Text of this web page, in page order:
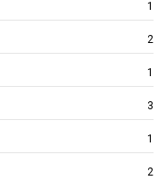
1
2
1
3
1
2